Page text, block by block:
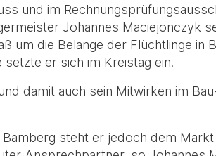
und im
Johannes Maciejonczyk
um die Belange der Flüchtlinge in
er sich im Kreistag ein.
damit auch sein Mitwirken im
steht er jedoch dem